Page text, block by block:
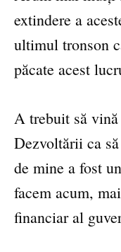
extindere a
ultimul tronson
păcate acest
A trebuit să
Dezvoltării ca
de mine a fost
facem acum,
financiar al